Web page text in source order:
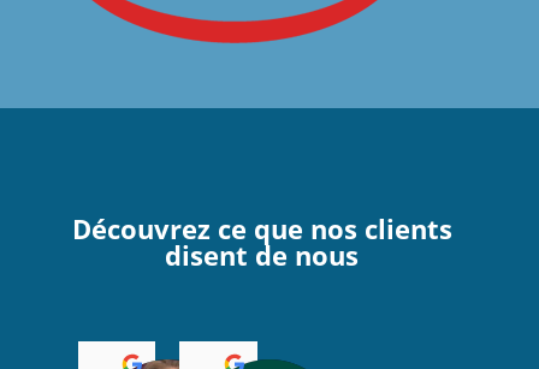
Découvrez ce que nos clients
disent de nous